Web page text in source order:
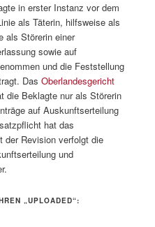
in erster Instanz vor dem
als Täterin, hilfsweise als
als Störerin einer
sowie auf
und die Feststellung
DasOberlandesgericht
die Beklagte nur als Störerin
auf Auskunftserteilung
hat das
der Revision verfolgt die
und
„UPLOADED“: